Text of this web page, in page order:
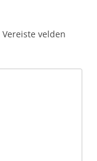
Vereiste velden